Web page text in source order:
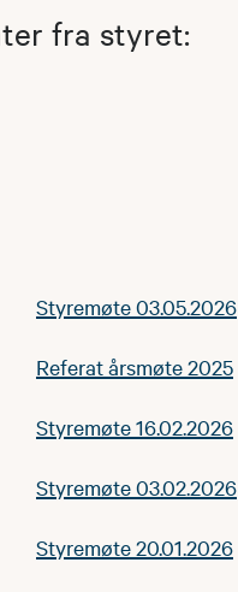
fra styret:
Styremøte 03.05.2026
Referat årsmøte 2025
Styremøte 16.02.2026
Styremøte 03.02.2026
Styremøte 20.01.2026